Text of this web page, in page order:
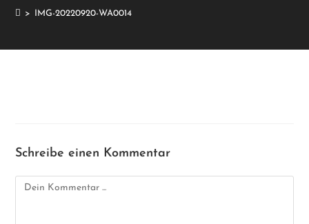
> IMG-20220920-WA0014
Schreibe einen Kommentar